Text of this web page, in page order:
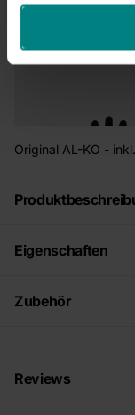
PU-
– 12 Paar –
€15,95
Original AL-KO -
Eigenschaften
Zubehör
Reviews